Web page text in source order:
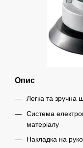
Опис
Легка та зручна
Система
матеріалу
Накладка на